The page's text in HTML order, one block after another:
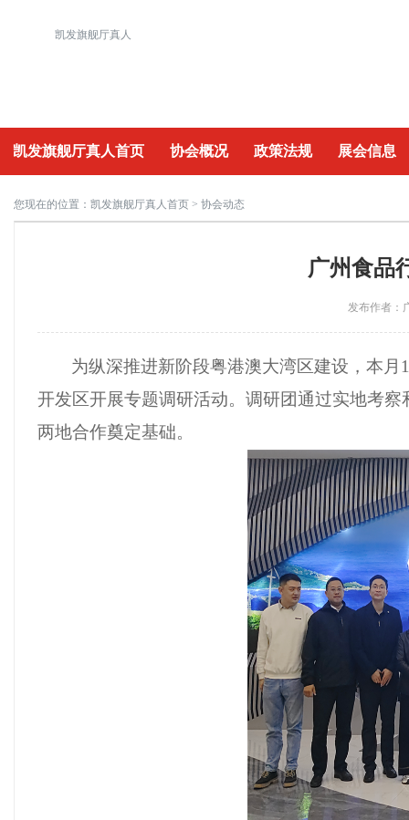
凯发旗舰厅真人
凯发旗舰厅真人首页 协会概况 政策法规 展会信息
重要活动
您现在的位置： 凯发旗舰厅真人首页 > 协会动态
广州食品
发布作者
为纵深推进新阶段粤港澳大湾区建设 ， 本月
开发区开展专题调研活动。调研团通过实地考察
两地合作奠定基础。